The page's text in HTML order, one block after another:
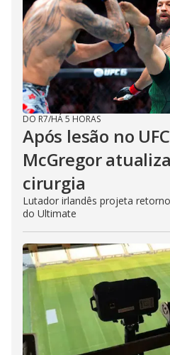
DO R7/HÁ 5 HORAS
Após lesão no
McGregor
cirurgia
Lutador irlandês projeta
do Ultimate